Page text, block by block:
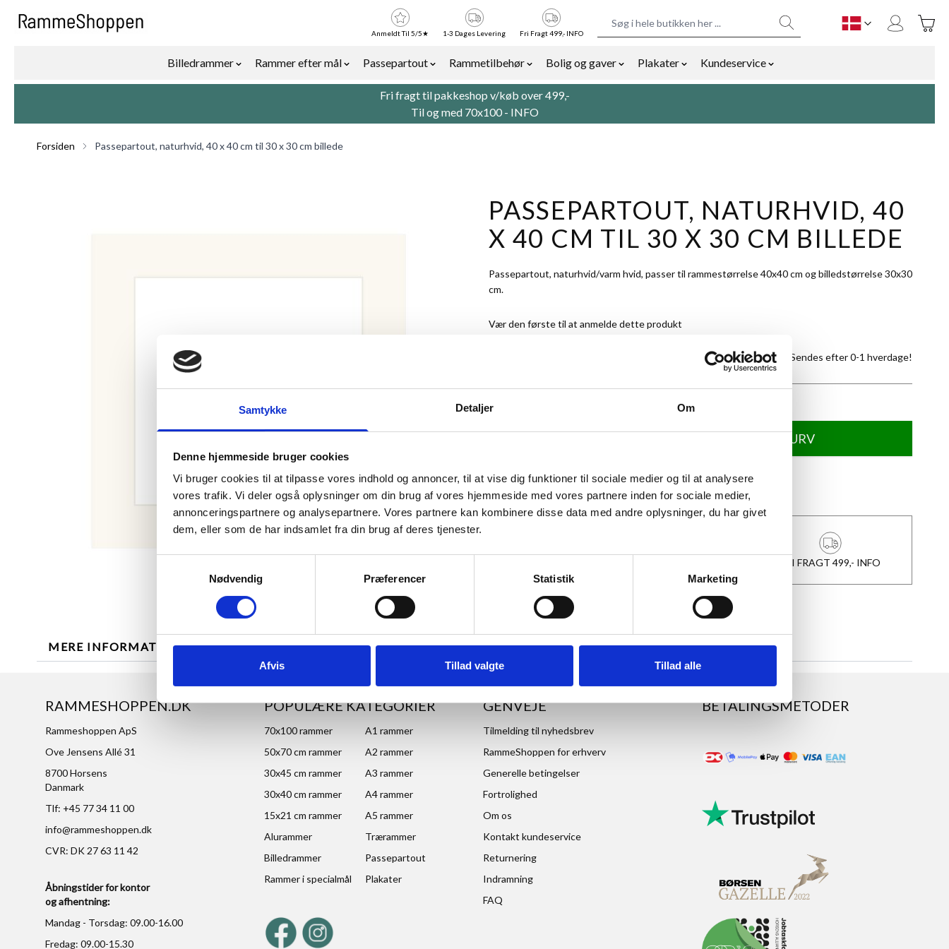
Samtykke Detaljer Om
Denne hjemmeside bruger cookies
Vi bruger cookies til at tilpasse vores indhold og annoncer, til at vise dig funktioner til sociale medier og til at analysere
vores trafik. Vi deler også oplysninger om din brug af vores hjemmeside med vores partnere inden for sociale medier,
annonceringspartnere og analysepartnere. Vores partnere kan kombinere disse data med andre oplysninger, du har givet
dem, eller som de har indsamlet fra din brug af deres tjenester.
Nødvendig
Præferencer Statistik Marketing
Afvis Tillad valgte Tillad alle
Billedrammer
Rammer efter mål
Passepartout
Rammetilbehør
Bolig og gaver
Plakater
Kundeservice
Anmeldt Til 5/5★ 1-3 Dages Levering Fri Fragt 499,- INFO DK
Fri fragt til pakkeshop v/køb over 499,-
Til og med 70x100 - INFO
Forsiden Passepartout, naturhvid, 40 x 40 cm til 30 x 30 cm billede
PASSEPARTOUT, NATURHVID, 40
X 40 CM TIL 30 X 30 CM BILLEDE
Passepartout, naturhvid/varm hvid, passer til rammestørrelse 40x40 cm og billedstørrelse 30x30
cm.
Vær den første til at anmelde dette produkt
På lager - Sendes efter 0-1 hverdage!
Antal
TILFØJ TIL KURV
★ Anmeldt til 5/5★
FRI FRAGT 499,- INFO
MERE INFORMATION ANMELDELSER
RAMMESHOPPEN.DK
Rammeshoppen ApS
Ove Jensens Allé 31
8700 Horsens
Danmark
Tlf: +45 77 34 11 00
info@rammeshoppen.dk
CVR: DK 27 63 11 42
Åbningstider for kontor
og afhentning:
Mandag - Torsdag: 09.00-16.00
Fredag: 09.00-15.30
POPULÆRE KATEGORIER
70x100 rammer
A1 rammer
50x70 cm rammer
A2 rammer
30x45 cm rammer
A3 rammer
30x40 cm rammer
A4 rammer
15x21 cm rammer
A5 rammer
Alurammer
Trærammer
Billedrammer
Passepartout
Rammer i specialmål
Plakater
GENVEJE
Tilmelding til nyhedsbrev
RammeShoppen for erhverv
Generelle betingelser
Fortrolighed
Om os
Kontakt kundeservice
Returnering
Indramning
FAQ
BETALINGSMETODER